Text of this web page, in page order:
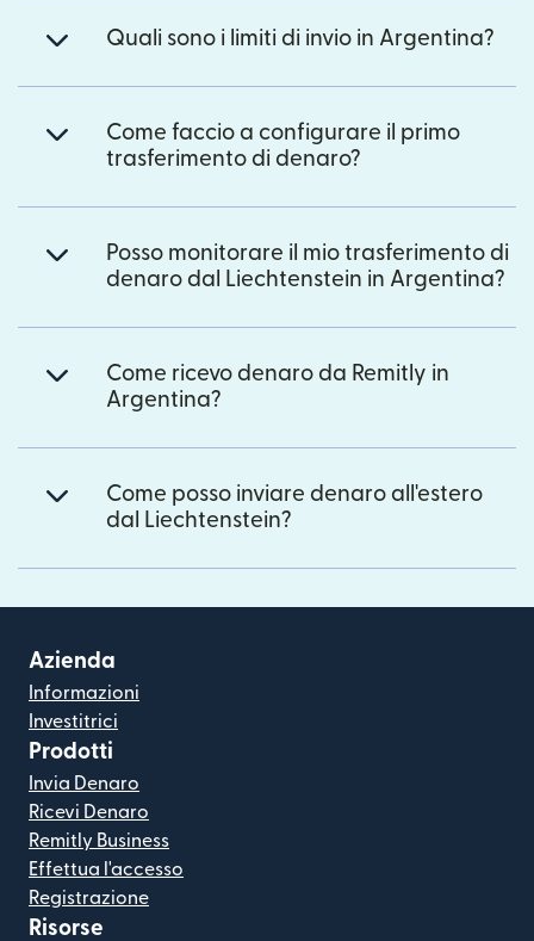
Quali sono i limiti di invio in Argentina?
Come faccio a configurare il primo
trasferimento di denaro?
Posso monitorare il mio trasferimento di
denaro dal Liechtenstein in Argentina?
Come ricevo denaro da Remitly in
Argentina?
Come posso inviare denaro all'estero
dal Liechtenstein?
Azienda
Informazioni
Investitrici
Prodotti
Invia Denaro
Ricevi Denaro
Remitly Business
Effettua l'accesso
Registrazione
Risorse